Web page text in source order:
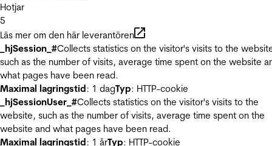
Hotjar
5
Läs mer om den här leverantören
_hjSession_#Collects statistics on the visitor's visits to the
such as the number of visits, average time spent on the website
what pages have been read.
Maximal lagringstid: 1 dagTyp: HTTP-cookie
_hjSessionUser_#Collects statistics on the visitor's visits to the
website, such as the number of visits, average time spent on the
website and what pages have been read.
Maximal lagringstid: 1 årTyp: HTTP-cookie